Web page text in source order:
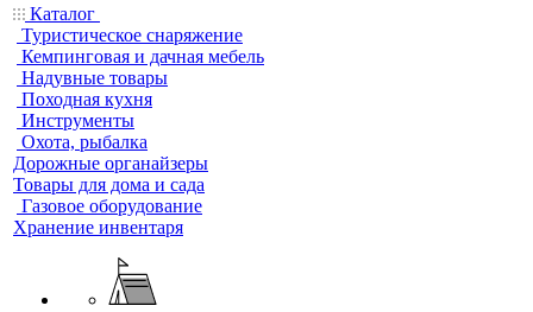
Каталог
Туристическое снаряжение
Кемпинговая и дачная мебель
Надувные товары
Походная кухня
Инструменты
Охота, рыбалка
Дорожные органайзеры
Товары для дома и сада
Газовое оборудование
Хранение инвентаря